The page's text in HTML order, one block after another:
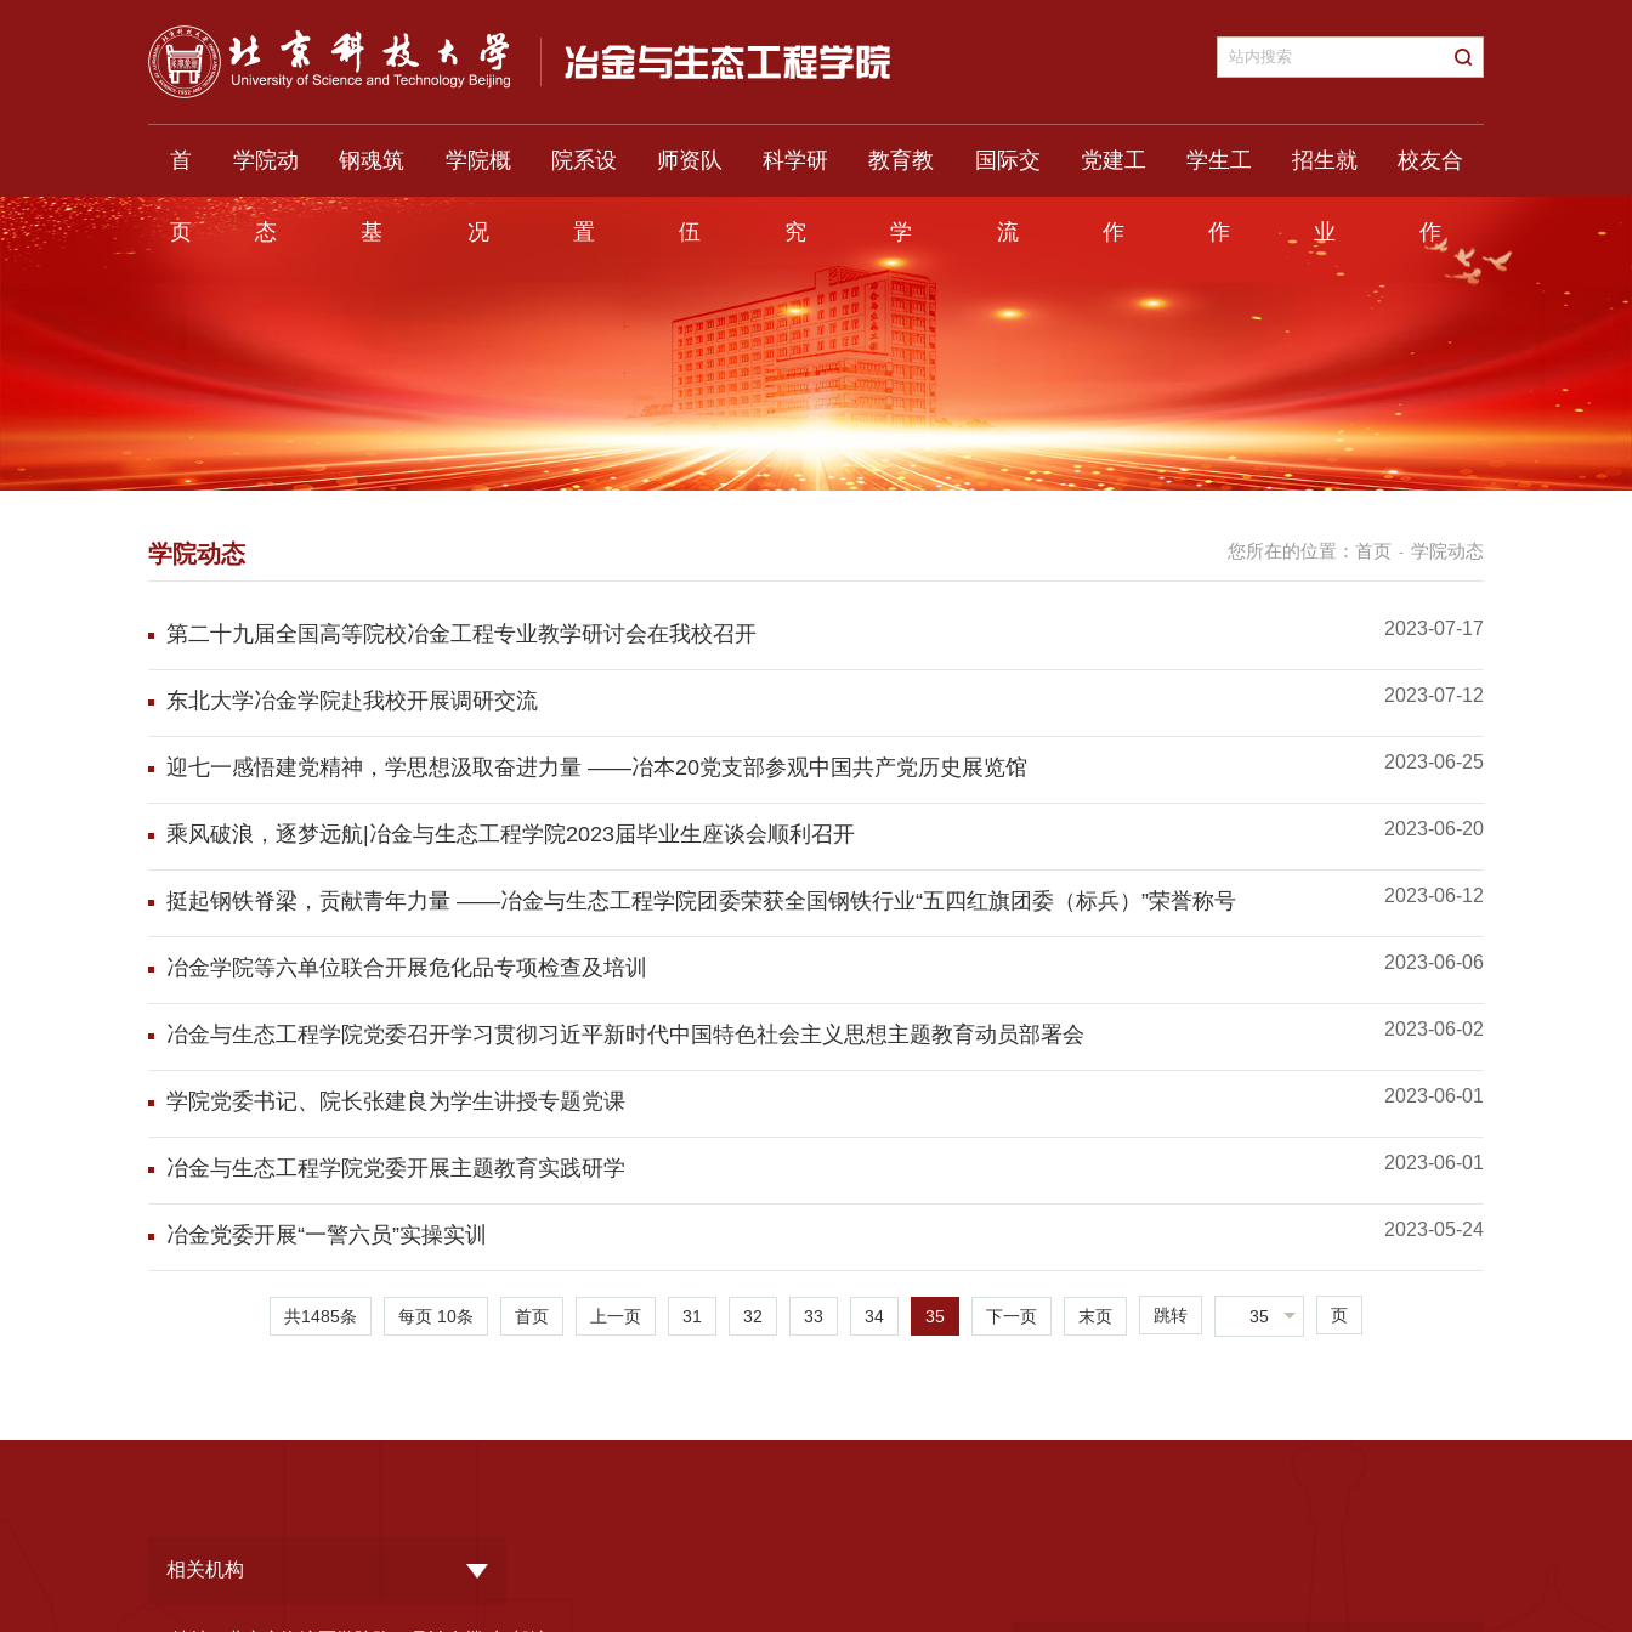
首
页
学院动
态
钢魂筑
基
学院概
况
院系设
置
师资队
伍
科学研
究
教育教
学
国际交
流
党建工
作
学生工
作
招生就
业
校友合
作
您所在的位置： 首页 - 学院动态
学院动态
第二十九届全国高等院校冶金工程专业教学研讨会在我校召开 2023-07-17
东北大学冶金学院赴我校开展调研交流 2023-07-12
迎七一感悟建党精神，学思想汲取奋进力量 ——冶本20党支部参观中国共产党历史展览馆 2023-06-25
乘风破浪，逐梦远航|冶金与生态工程学院2023届毕业生座谈会顺利召开 2023-06-20
挺起钢铁脊梁，贡献青年力量 ——冶金与生态工程学院团委荣获全国钢铁行业“五四红旗团委（标兵）”荣誉称号 2023-06-12
冶金学院等六单位联合开展危化品专项检查及培训 2023-06-06
冶金与生态工程学院党委召开学习贯彻习近平新时代中国特色社会主义思想主题教育动员部署会 2023-06-02
学院党委书记、院长张建良为学生讲授专题党课 2023-06-01
冶金与生态工程学院党委开展主题教育实践研学 2023-06-01
冶金党委开展“一警六员”实操实训 2023-05-24
共1485条 每页 10条 首页 上一页 31 32 33 34 35 下一页 末页 跳转 35 页
相关机构